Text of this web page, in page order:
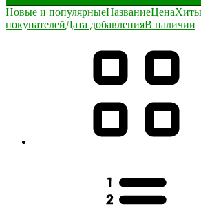
Новые и популярныеНазваниеЦена
покупателейДата добавленияВ наличии